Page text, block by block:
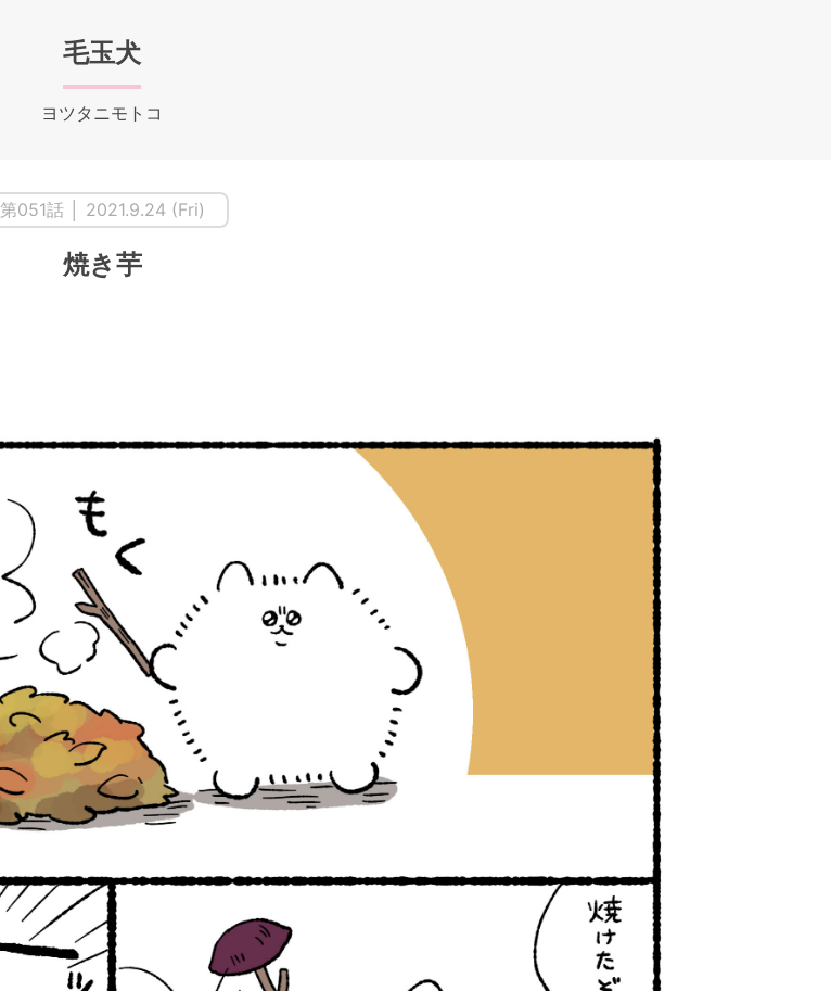
毛玉犬
ヨツタニモトコ
第051話 │ 2021.9.24 (Fri)
焼き芋